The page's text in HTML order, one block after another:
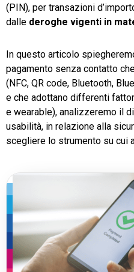
(PIN), per transazioni
dalle deroghe vigenti in
In questo articolo
pagamento senza contatto
(NFC, QR code, Bluetooth,
e che adottano differenti
e wearable), analizzeremo il
usabilità, in relazione alla
scegliere lo strumento su cui